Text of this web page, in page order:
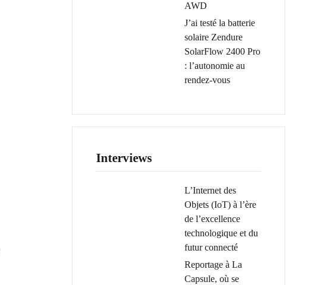
AWD
J’ai testé la batterie
solaire Zendure
SolarFlow 2400 Pro
: l’autonomie au
rendez-vous
Interviews
L’Internet des
Objets (IoT) à l’ère
de l’excellence
technologique et du
futur connecté
Reportage à La
Capsule, où se